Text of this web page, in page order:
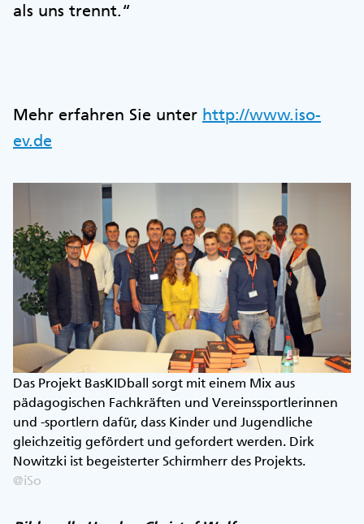
als uns trennt.“
Mehr erfahren Sie unter http://www.iso-
ev.de
Das Projekt BasKIDball sorgt mit einem Mix aus
pädagogischen Fachkräften und Vereinssportlerinnen
und -sportlern dafür, dass Kinder und Jugendliche
gleichzeitig gefördert und gefordert werden. Dirk
Nowitzki ist begeisterter Schirmherr des Projekts.
@iSo